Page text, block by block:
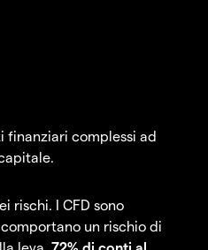
finanziari complessi ad
rischi. I CFD sono
un rischio di